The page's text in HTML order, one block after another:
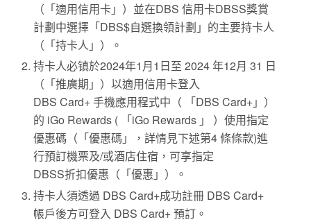
（「適用信用卡」）並在DBS 信用卡DBSS獎賞
計劃中選擇「DBS$自選換領計劃」的主要持卡人
（「持卡人」）。
持卡人必镇於2024年1月1日至 2024 年12月 31 日
（「推廣期」）以適用信用卡登入
DBS Card+ 手機應用程式中（ 「DBS Card+」）
的 iGo Rewards ( 「iGo Rewards 」 ）使用指定
優惠碼（「優惠碼」，詳情見下述第4 條條款)進
行預訂機票及/或酒店住宿，可享指定
DBSS折扣優惠（「優惠」）。
持卡人須透過 DBS Card+成功註冊 DBS Card+
帳戶後方可登入 DBS Card+ 預訂。